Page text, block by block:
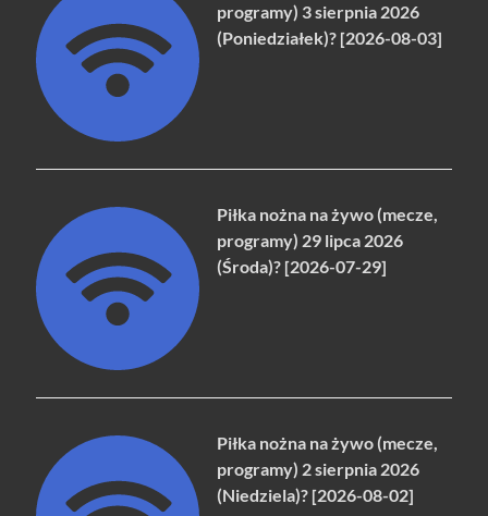
programy) 3 sierpnia 2026
(Poniedziałek)? [2026-08-03]
Piłka nożna na żywo (mecze,
programy) 29 lipca 2026
(Środa)? [2026-07-29]
Piłka nożna na żywo (mecze,
programy) 2 sierpnia 2026
(Niedziela)? [2026-08-02]